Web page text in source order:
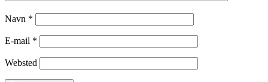
Navn *
E-mail *
Websted